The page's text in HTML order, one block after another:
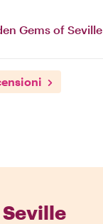
Gems of Seville
Seville